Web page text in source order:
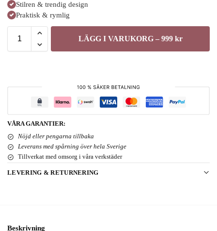
Stilren & trendig design
Praktisk & rymlig
LÄGG I VARUKORG – 999 kr
VÅRA GARANTIER:
Nöjd eller pengarna tillbaka
Leverans med spårning över hela Sverige
Tillverkat med omsorg i våra verkstäder
LEVERING & RETURNERING
Beskrivning